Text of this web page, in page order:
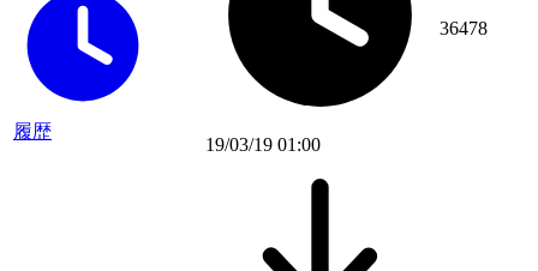
履歴
19/03/19 01:00
36478